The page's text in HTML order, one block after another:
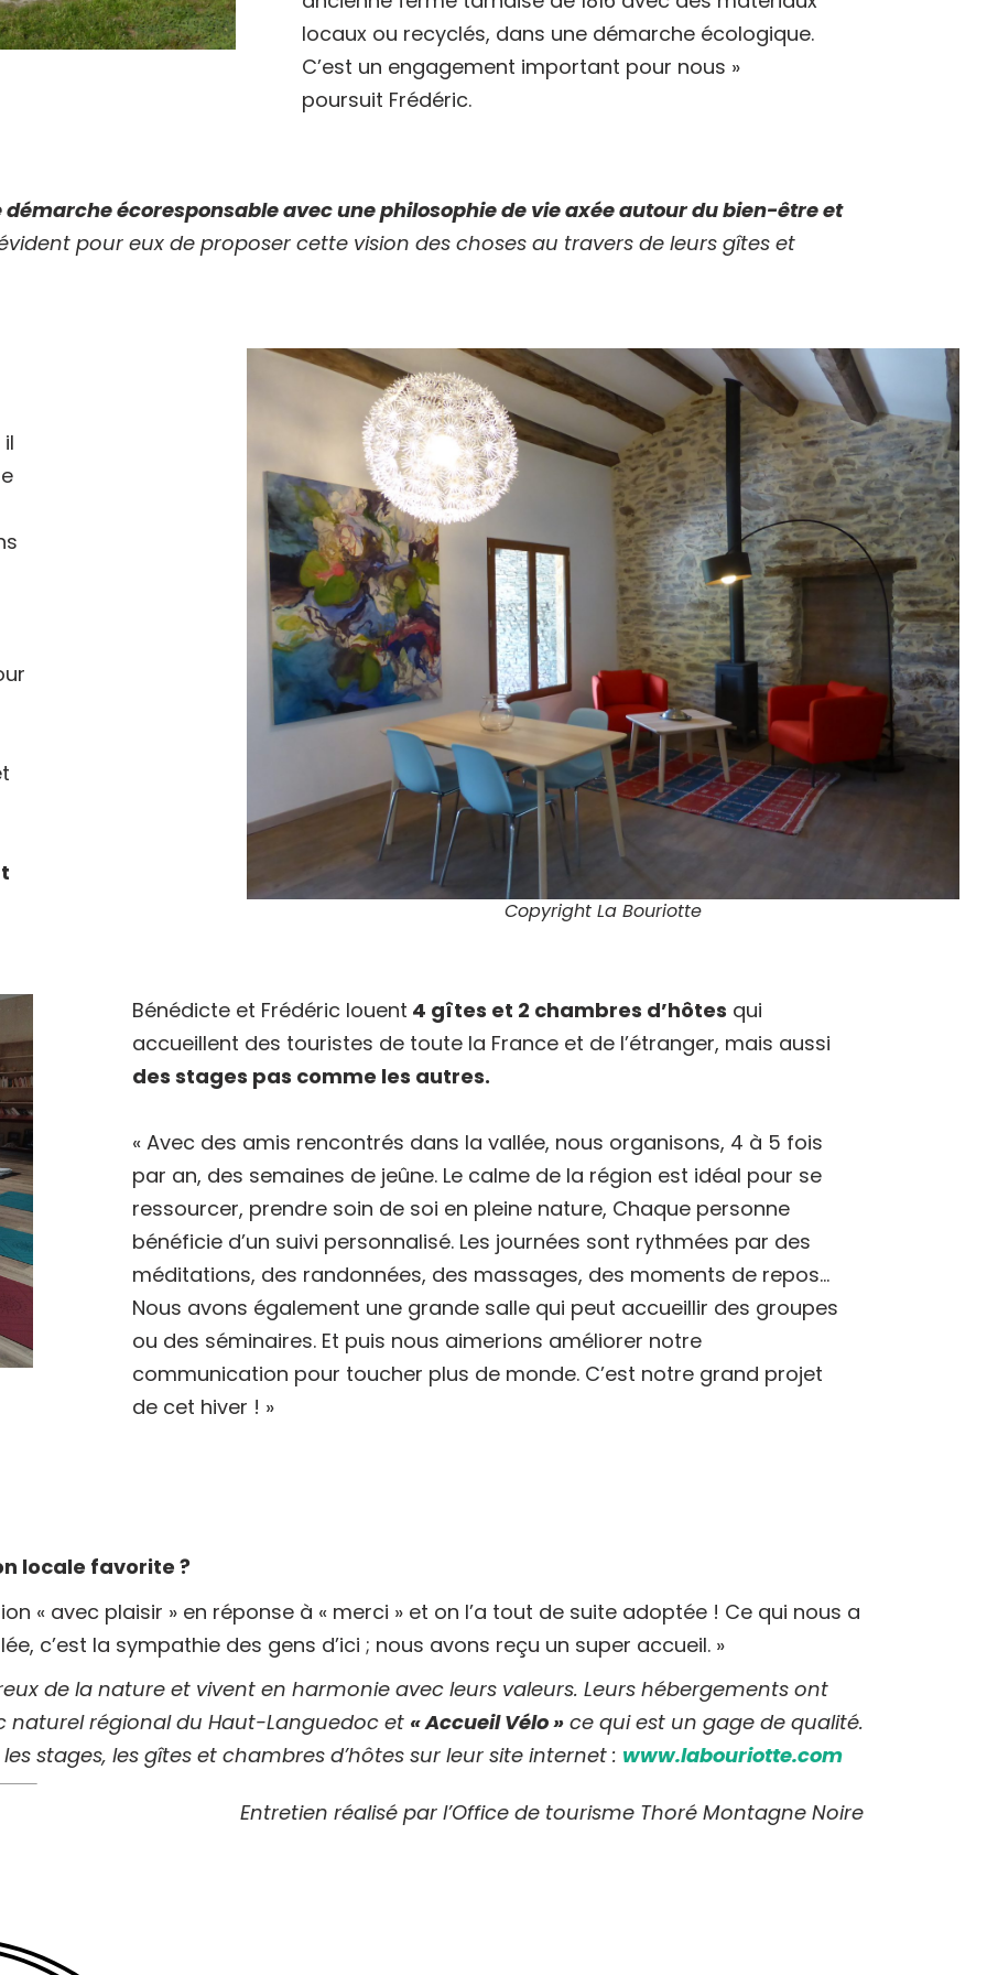
locaux ou recyclés, dans une démarche écologique.
C’est un engagement important pour nous »
poursuit Frédéric.
écoresponsable avec une philosophie de vie axée autour du bien-être et
pour eux de proposer cette vision des choses au travers de leurs gîtes et
Copyright La Bouriotte
Bénédicte et Frédéric louent 4 gîtes et 2 chambres d’hôtes qui
accueillent des touristes de toute la France et de l’étranger, mais aussi
des stages pas comme les autres.
« Avec des amis rencontrés dans la vallée, nous organisons, 4 à 5 fois
par an, des semaines de jeûne. Le calme de la région est idéal pour se
ressourcer, prendre soin de soi en pleine nature, Chaque personne
bénéficie d’un suivi personnalisé. Les journées sont rythmées par des
méditations, des randonnées, des massages, des moments de repos…
Nous avons également une grande salle qui peut accueillir des groupes
ou des séminaires. Et puis nous aimerions améliorer notre
communication pour toucher plus de monde. C’est notre grand projet
de cet hiver ! »
locale favorite ?
« avec plaisir » en réponse à « merci » et on l’a tout de suite adoptée ! Ce qui nous a
c’est la sympathie des gens d’ici ; nous avons reçu un super accueil. »
de la nature et vivent en harmonie avec leurs valeurs. Leurs hébergements ont
naturel régional du Haut-Languedoc et « Accueil Vélo » ce qui est un gage de qualité.
stages, les gîtes et chambres d’hôtes sur leur site internet : www.labouriotte.com
Entretien réalisé par l’Office de tourisme Thoré Montagne Noire